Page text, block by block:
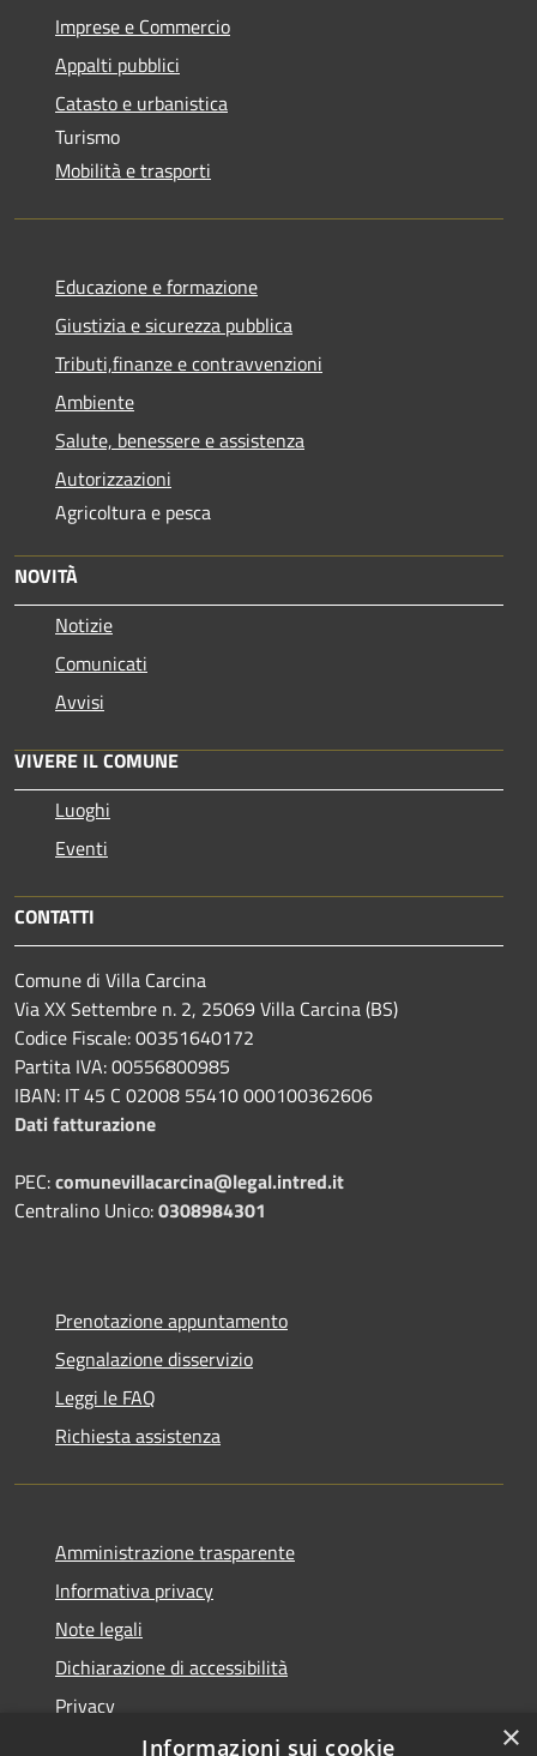
Imprese e Commercio
Appalti pubblici
Catasto e urbanistica
Turismo
Mobilità e trasporti
Educazione e formazione
Giustizia e sicurezza pubblica
Tributi,finanze e contravvenzioni
Ambiente
Salute, benessere e assistenza
Autorizzazioni
Agricoltura e pesca
NOVITÀ
Notizie
Comunicati
Avvisi
VIVERE IL COMUNE
Luoghi
Eventi
CONTATTI
Comune di Villa Carcina
Via XX Settembre n. 2, 25069 Villa Carcina (BS)
Codice Fiscale: 00351640172
Partita IVA: 00556800985
IBAN: IT 45 C 02008 55410 000100362606
Dati fatturazione
PEC:comunevillacarcina@legal.intred.it
Centralino Unico:0308984301
Prenotazione appuntamento
Segnalazione disservizio
Leggi le FAQ
Richiesta assistenza
Amministrazione trasparente
Informativa privacy
Note legali
Dichiarazione di accessibilità
Privacy
×
Informazioni sui cookie